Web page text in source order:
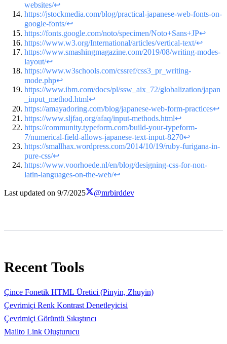
websites/↩
https://jstockmedia.com/blog/practical-japanese-web-fonts-on-
google-fonts/↩
https://fonts.google.com/noto/specimen/Noto+Sans+JP↩
https://www.w3.org/International/articles/vertical-text/↩
https://www.smashingmagazine.com/2019/08/writing-modes-
layout/↩
https://www.w3schools.com/cssref/css3_pr_writing-
mode.php↩
https://www.ibm.com/docs/pl/ssw_aix_72/globalization/japan
_input_method.html↩
https://amayadoring.com/blog/japanese-web-form-practices↩
https://www.sljfaq.org/afaq/input-methods.html↩
https://community.typeform.com/build-your-typeform-
7/numerical-field-allows-japanese-text-input-8270↩
https://smallhax.wordpress.com/2014/10/19/ruby-furigana-in-
pure-css/↩
https://www.voorhoede.nl/en/blog/designing-css-for-non-
latin-languages-on-the-web/↩
Last updated on 9/7/2025 @mrbirddev
Recent Tools
Çince Fonetik HTML Üretici (Pinyin, Zhuyin)
Çevrimiçi Renk Kontrast Denetleyicisi
Çevrimiçi Görüntü Sıkıştırıcı
Mailto Link Oluşturucu